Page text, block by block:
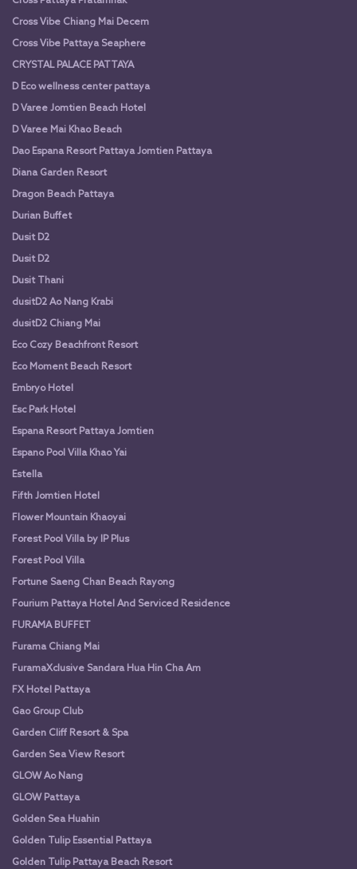
Cross Vibe Chiang Mai Decem
Cross Vibe Pattaya Seaphere
CRYSTAL PALACE PATTAYA
D Eco wellness center pattaya
D Varee Jomtien Beach Hotel
D Varee Mai Khao Beach
Dao Espana Resort Pattaya Jomtien Pattaya
Diana Garden Resort
Dragon Beach Pattaya
Durian Buffet
Dusit D2
Dusit D2
Dusit Thani
dusitD2 Ao Nang Krabi
dusitD2 Chiang Mai
Eco Cozy Beachfront Resort
Eco Moment Beach Resort
Embryo Hotel
Esc Park Hotel
Espana Resort Pattaya Jomtien
Espano Pool Villa Khao Yai
Estella
Fifth Jomtien Hotel
Flower Mountain Khaoyai
Forest Pool Villa by IP Plus
Forest Pool Villa
Fortune Saeng Chan Beach Rayong
Fourium Pattaya Hotel And Serviced Residence
FURAMA BUFFET
Furama Chiang Mai
FuramaXclusive Sandara Hua Hin Cha Am
FX Hotel Pattaya
Gao Group Club
Garden Cliff Resort & Spa
Garden Sea View Resort
GLOW Ao Nang
GLOW Pattaya
Golden Sea Huahin
Golden Tulip Essential Pattaya
Golden Tulip Pattaya Beach Resort